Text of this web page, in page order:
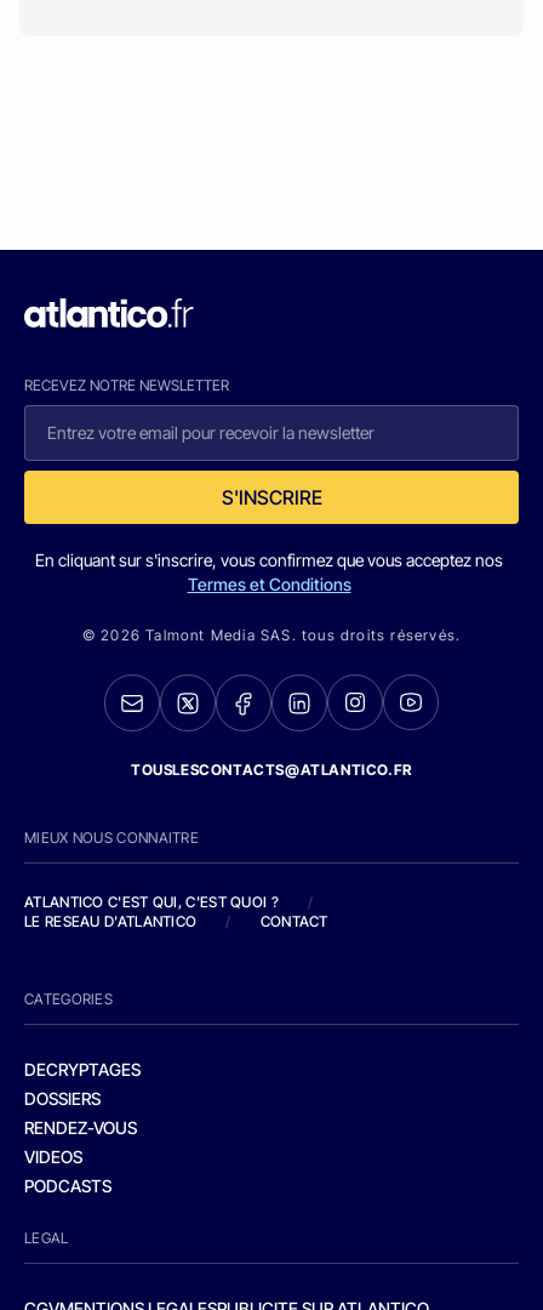
RECEVEZ NOTRE NEWSLETTER
S'INSCRIRE
En cliquant sur s'inscrire, vous confirmez que vous acceptez nos
Termes et Conditions
© 2026 Talmont Media SAS. tous droits réservés.
TOUSLESCONTACTS@ATLANTICO.FR
MIEUX NOUS CONNAITRE
ATLANTICO C'EST QUI, C'EST QUOI ?
/
LE RESEAU D'ATLANTICO
/ CONTACT
CATEGORIES
DECRYPTAGES
DOSSIERS
RENDEZ-VOUS
VIDEOS
PODCASTS
LEGAL